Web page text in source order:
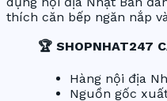
thích căn bếp ngăn nắp
🏆 SHOPNHAT247
Hàng nội địa
Nguồn gốc